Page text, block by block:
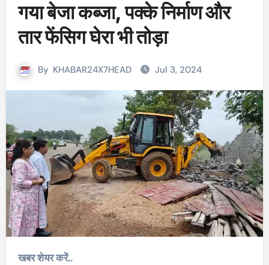
गया बेजा कब्जा, पक्के निर्माण और
तार फेंसिग घेरा भी तोड़ा
By KHABAR24X7HEAD Jul 3, 2024
खबर शेयर करें..